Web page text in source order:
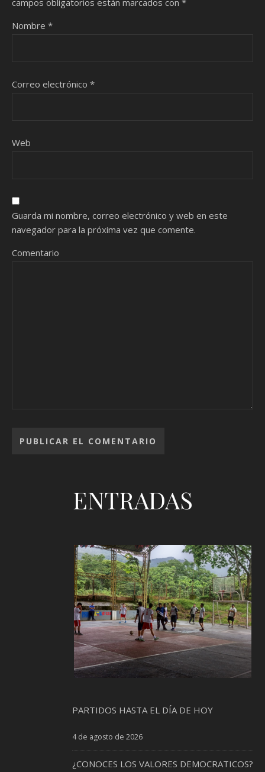
Nombre *
Correo electrónico *
Web
Guarda mi nombre, correo electrónico y web en este
navegador para la próxima vez que comente.
Comentario
ENTRADAS
PARTIDOS HASTA EL DÍA DE HOY
4 de agosto de 2026
¿CONOCES LOS VALORES DEMOCRATICOS?